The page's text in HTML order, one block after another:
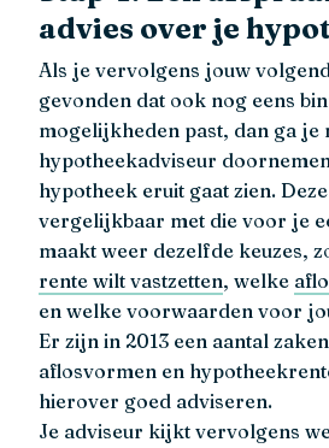
advies over je
Als je vervolgens jouw
gevonden dat ook nog eens
mogelijkheden past, dan ga je
hypotheekadviseur
hypotheek eruit gaat zien.
vergelijkbaar met die voor je
maakt weer dezelfde keuzes,
rente wilt vastzetten, welke
en welke voorwaarden voor
Er zijn in 2013 een aantal
aflosvormen en
hierover goed adviseren.
Je adviseur kijkt vervolgens